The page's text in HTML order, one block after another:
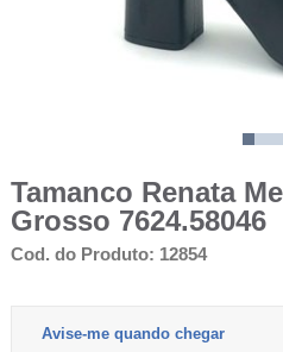
Tamanco Renata
Grosso 7624.58046
Cod. do Produto: 12854
Avise-me quando chegar